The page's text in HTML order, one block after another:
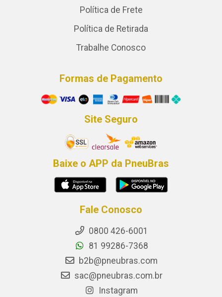
Política de Frete
Política de Retirada
Trabalhe Conosco
Formas de Pagamento
Site Seguro
Baixe o APP da PneuBras
Fale Conosco
0800 426-6001
81 99286-7368
b2b@pneubras.com
sac@pneubras.com.br
Instagram